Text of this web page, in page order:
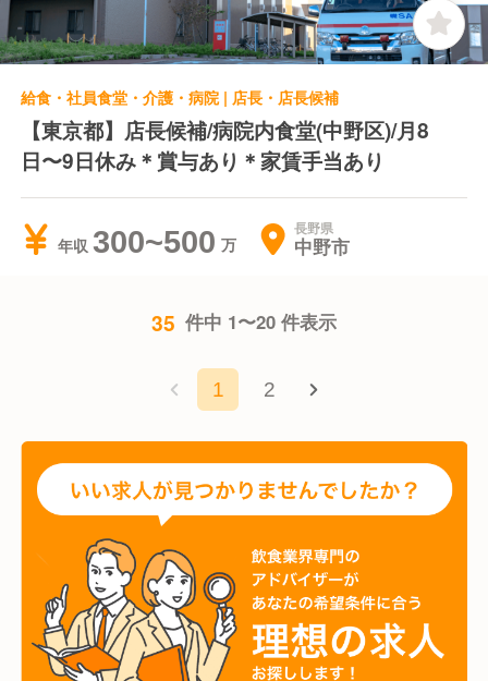
給食・社員食堂・介護・病院 | 店長・店長候補
【東京都】店長候補/病院内食堂(中野区)/月8
日〜9日休み＊賞与あり＊家賃手当あり
年収 300~500 長野県
中野市
35 件中 1〜20 件表示
1 2